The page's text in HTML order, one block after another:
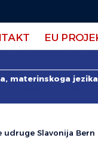
EU
udruge Slavonija Bern